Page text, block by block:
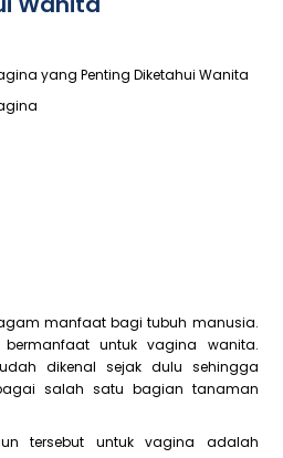
yang Penting Diketahui Wanita
manfaat bagi tubuh manusia.
untuk vagina wanita.
dikenal sejak dulu sehingga
salah satu bagian tanaman
tersebut untuk vagina adalah